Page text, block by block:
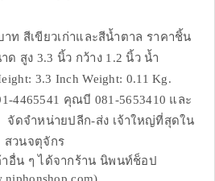
ท สีเขียวเก่าและสีน้ำตาล ราคาชิ้น
สูง 3.3 นิ้ว กว้าง 1.2 นิ้ว น้ำ
3.3 Inch Weight: 0.11 Kg.
4465541 คุณบี 081-5653410 และ
จัดจำหน่ายปลีก-ส่ง เจ้าใหญ่ที่สุดใน
สวนจตุจักร
อื่น ๆ ได้จากร้าน นิพนท์ช็อป